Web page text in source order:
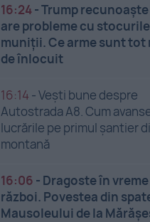
16:24-Trump recunoaște
are probleme cu
muniții. Ce arme sunt tot
de înlocuit
16:14 -Vești bune despre
Autostrada A8. Cum
lucrările pe primul șantier
montană
16:06 - Dragoste în
război. Povestea din
Mausoleului de la